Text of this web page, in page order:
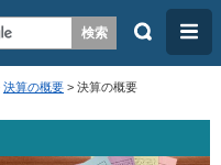
検
メ
ニ
ー
決算の概要 > 決算の概要